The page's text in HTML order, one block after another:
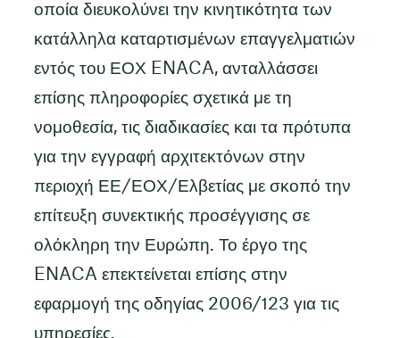
οποία διευκολύνει την κινητικότητα των
κατάλληλα καταρτισμένων επαγγελματιών
εντός του ΕΟΧ ENACA, ανταλλάσσει
επίσης πληροφορίες σχετικά με τη
νομοθεσία, τις διαδικασίες και τα πρότυπα
για την εγγραφή αρχιτεκτόνων στην
περιοχή ΕΕ/ΕΟΧ/Ελβετίας με σκοπό την
επίτευξη συνεκτικής προσέγγισης σε
ολόκληρη την Ευρώπη. Το έργο της
ENACA επεκτείνεται επίσης στην
εφαρμογή της οδηγίας 2006/123 για τις
υπηρεσίες.